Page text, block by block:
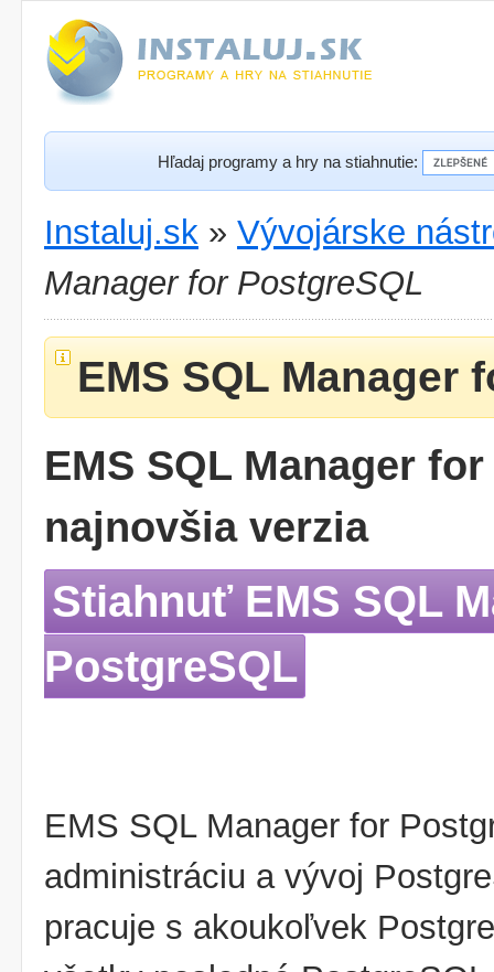
Hľadaj programy a hry na stiahnutie:
Instaluj.sk » Vývojárske
Manager for PostgreSQL
EMS SQL Manager
EMS SQL Manager
najnovšia verzia
Stiahnuť EMS SQL
PostgreSQL
EMS SQL Manager for
administráciu a vývoj
pracuje s akoukoľvek